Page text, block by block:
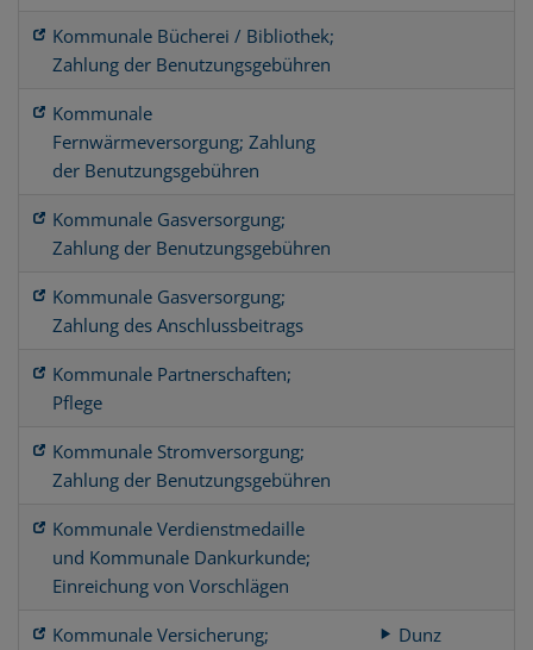
Kommunale Bücherei / Bibliothek;
Zahlung der Benutzungsgebühren
Kommunale
Fernwärmeversorgung; Zahlung
der Benutzungsgebühren
Kommunale Gasversorgung;
Zahlung der Benutzungsgebühren
Kommunale Gasversorgung;
Zahlung des Anschlussbeitrags
Kommunale Partnerschaften;
Pflege
Kommunale Stromversorgung;
Zahlung der Benutzungsgebühren
Kommunale Verdienstmedaille
und Kommunale Dankurkunde;
Einreichung von Vorschlägen
Kommunale Versicherung;
Dunz